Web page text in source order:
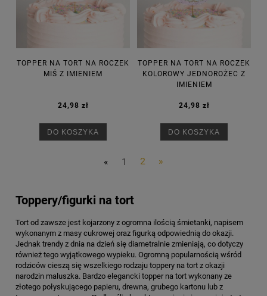
TOPPER NA TORT NA ROCZEK
MIŚ Z IMIENIEM
24,98 zł
DO KOSZYKA
TOPPER NA TORT NA ROCZEK
KOLOROWY JEDNOROŻEC Z
IMIENIEM
24,98 zł
DO KOSZYKA
« 1 2 »
Toppery/figurki na tort
Tort od zawsze jest kojarzony z ogromna ilością śmietanki, napisem
wykonanym z masy cukrowej oraz figurką odpowiednią do okazji.
Jednak trendy z dnia na dzień się diametralnie zmieniają, co dotyczy
również tego wyjątkowego wypieku. Ogromną popularnością wśród
rodziców cieszą się wszelkiego rodzaju toppery na tort z okazji
narodzin maluszka. Bardzo elegancki topper na tort wykonany ze
złotego połyskującego papieru, drewna, grubego kartonu lub z